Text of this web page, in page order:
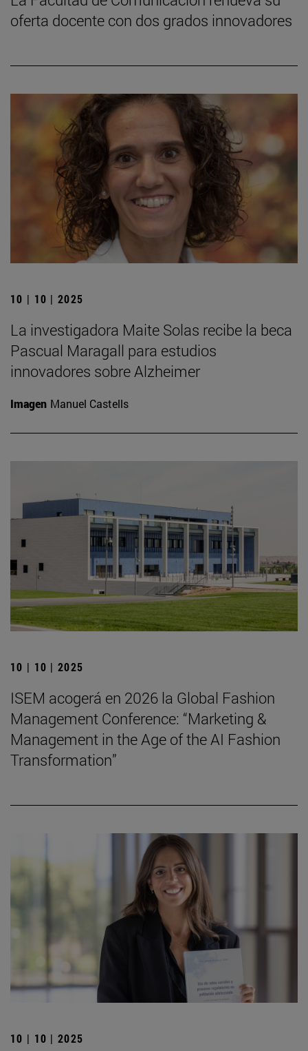
oferta docente con dos grados innovadores
10 | 10 | 2025
La investigadora Maite Solas recibe la beca
Pascual Maragall para estudios
innovadores sobre Alzheimer
Imagen Manuel Castells
10 | 10 | 2025
ISEM acogerá en 2026 la Global Fashion
Management Conference: “Marketing &
Management in the Age of the AI Fashion
Transformation”
10 | 10 | 2025